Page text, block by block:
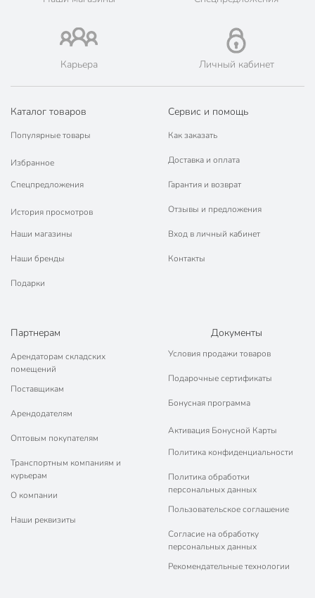
Порядок - официальный представитель ведущих мировых
марок.
Карьера Личный кабинет
Каталог товаров
Популярные товары
Избранное
Спецпредложения
История просмотров
Наши магазины
Наши бренды
Подарки
Сервис и помощь
Как заказать
Доставка и оплата
Гарантия и возврат
Отзывы и предложения
Вход в личный кабинет
Контакты
Партнерам
Арендаторам складских
помещений
Поставщикам
Арендодателям
Оптовым покупателям
Транспортным компаниям и
курьерам
О компании
Наши реквизиты
Документы
Условия продажи товаров
Подарочные сертификаты
Бонусная программа
Активация Бонусной Карты
Политика конфиденциальности
Политика обработки
персональных данных
Пользовательское соглашение
Согласие на обработку
персональных данных
Рекомендательные технологии